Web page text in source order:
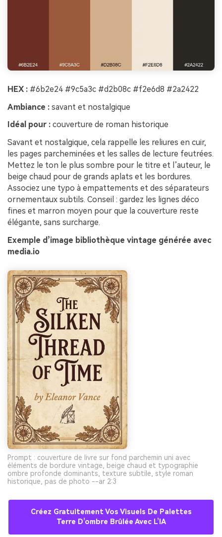
HEX : #6b2e24 #9c5a3c #d2b08c #f2e6d8 #2a2422
Ambiance : savant et nostalgique
Idéal pour : couverture de roman historique
Savant et nostalgique, cela rappelle les reliures en cuir,
les pages parcheminées et les salles de lecture feutrées.
Mettez le ton le plus sombre pour le titre et l’auteur, le
beige chaud pour de grands aplats et les bordures.
Associez une typo à empattements et des séparateurs
ornementaux subtils. Conseil : gardez les lignes déco
fines et marron moyen pour que la couverture reste
élégante, sans surcharge.
Exemple d’image bibliothèque vintage générée avec
media.io
Prompt : couverture de livre sur fond parchemin uni avec
éléments de bordure vintage, beige chaud et typographie
ombre profonde dominants, texture subtile, style roman
historique, pas de photo --ar 2:3
Créez Gratuitement Vos Visuels De Palettes
Terre D’ombre Brûlée Avec L’IA